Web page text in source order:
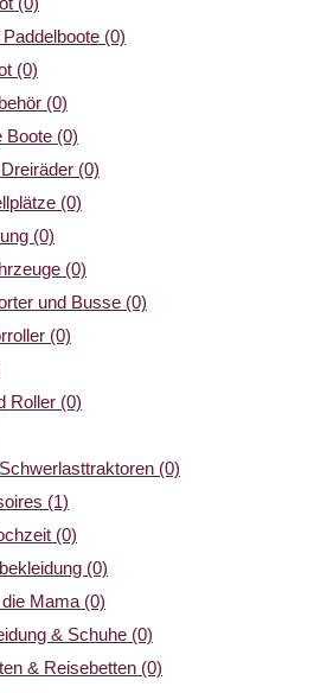
(0)
(0)
(0)
Boote (0)
(0)
(0)
(0)
(0)
und Busse (0)
(0)
Roller (0)
(0)
(1)
(0)
(0)
Mama (0)
& Schuhe (0)
& Reisebetten (0)